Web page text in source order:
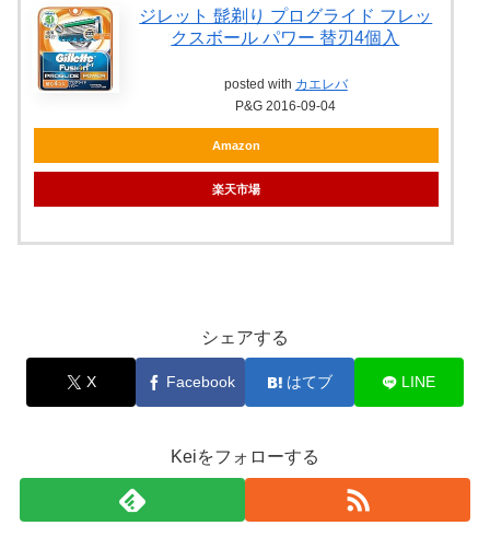
ジレット 髭剃り プログライド フレッ
クスボール パワー 替刃4個入
posted with カエレバ
P&G 2016-09-04
Amazon
楽天市場
シェアする
X Facebook はてブ LINE
Keiをフォローする